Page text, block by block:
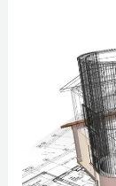
Importância
Pesquisa
Análise